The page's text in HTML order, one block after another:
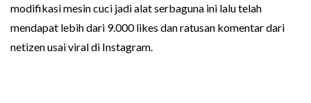
modifikasi mesin cuci jadi alat serbaguna ini lalu telah
mendapat lebih dari 9.000 likes dan ratusan komentar dari
netizen usai viral di Instagram.